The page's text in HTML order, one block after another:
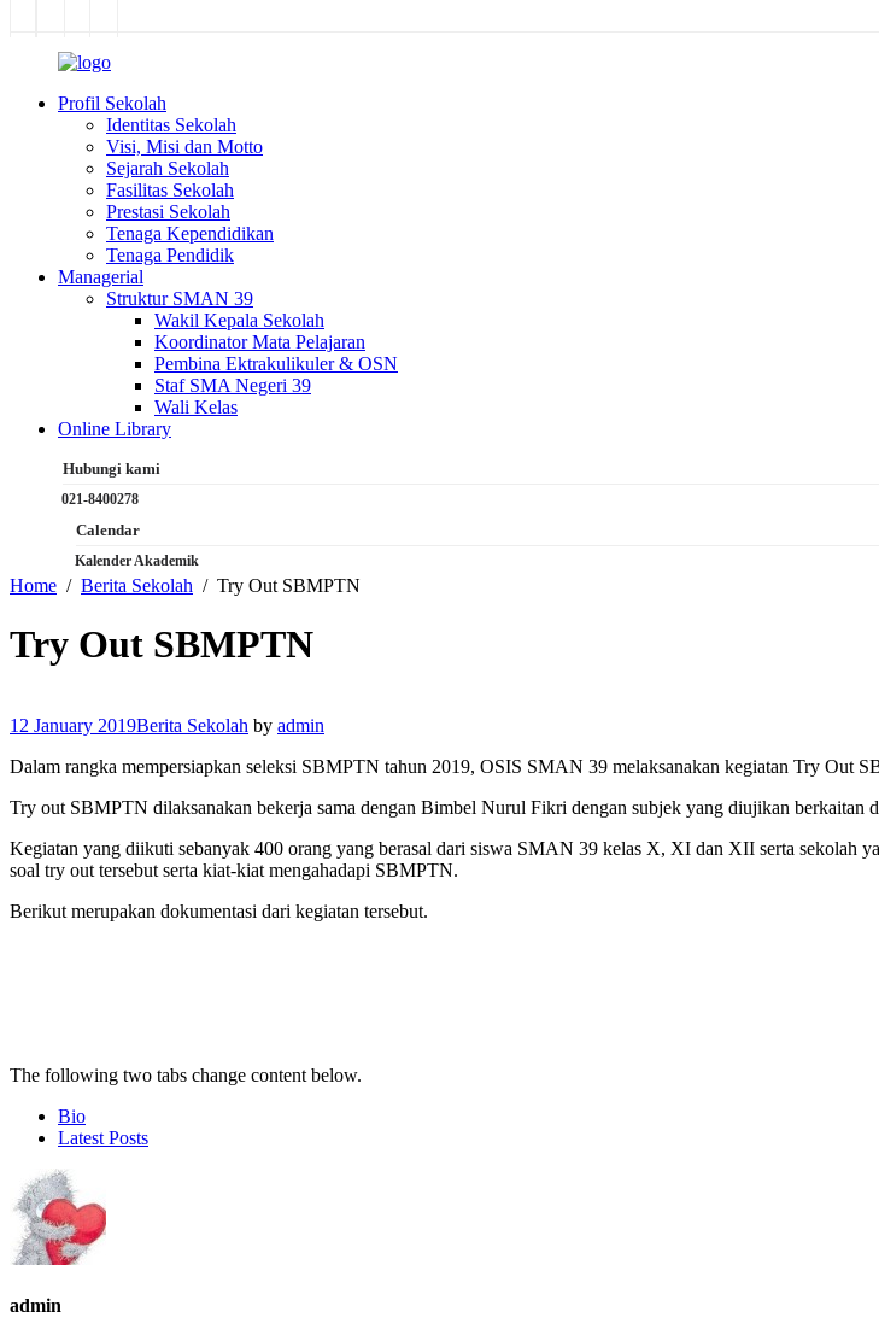
Profil Sekolah
Identitas Sekolah
Visi, Misi dan Motto
Sejarah Sekolah
Fasilitas Sekolah
Prestasi Sekolah
Tenaga Kependidikan
Tenaga Pendidik
Managerial
Struktur SMAN 39
Wakil Kepala Sekolah
Koordinator Mata Pelajaran
Pembina Ektrakulikuler & OSN
Staf SMA Negeri 39
Wali Kelas
Online Library
Hubungi kami
021-8400278
Calendar
Kalender Akademik
Home Berita Sekolah Try Out SBMPTN
Try Out SBMPTN
12 January 2019Berita Sekolah by admin
Dalam rangka mempersiapkan seleksi SBMPTN tahun 2019, OSIS SMAN 39 melaksanakan kegiatan Try Out
Try out SBMPTN dilaksanakan bekerja sama dengan Bimbel Nurul Fikri dengan subjek yang diujikan berkaitan
Kegiatan yang diikuti sebanyak 400 orang yang berasal dari siswa SMAN 39 kelas X, XI dan XII serta sekolah
soal try out tersebut serta kiat-kiat mengahadapi SBMPTN.
Berikut merupakan dokumentasi dari kegiatan tersebut.
The following two tabs change content below.
Bio
Latest Posts
admin